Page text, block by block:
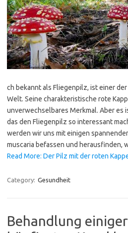
ch bekannt als Fliegenpilz, ist einer
Welt. Seine charakteristische rote
unverwechselbares Merkmal. Aber es
das den Fliegenpilz so interessant
werden wir uns mit einigen
muscaria befassen und herausfinden,
Read More: Der Pilz mit der roten
Category: Gesundheit
Behandlung